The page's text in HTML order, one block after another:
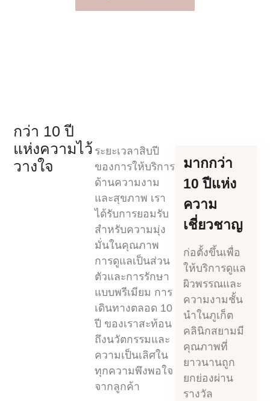
กว่า 10 ปี
แห่งความไว้
วางใจ
ระยะเวลาสิบปี
ของการให้บริการ
ด้านความงาม
และสุขภาพ เรา
ได้รับการยอมรับ
สำหรับความมุ่ง
มั่นในคุณภาพ
การดูแลเป็นส่วน
ตัวและการรักษา
แบบพรีเมียม การ
เดินทางตลอด 10
ปี ของเราสะท้อน
ถึงนวัตกรรมและ
ความเป็นเลิศใน
ทุกความพึงพอใจ
จากลูกค้า
มากกว่า
10 ปีแห่ง
ความ
เชี่ยวชาญ
ก่อตั้งขึ้นเพื่อ
ให้บริการดูแล
ผิวพรรณและ
ความงามชั้น
นำในภูเก็ต
คลินิกสยามมี
คุณภาพที่
ยาวนานถูก
ยกย่องผ่าน
รางวัล